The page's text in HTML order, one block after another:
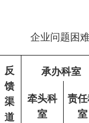
企业问题困
反
馈
渠
道
承办科室
牵头科
室
责
室